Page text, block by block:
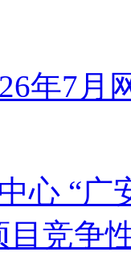
年7月
心 “广
目竞争